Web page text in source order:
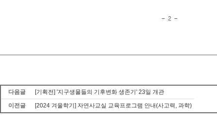
다음글
[기획전] '지구생물들의 기후변화 생존기' 23일 개관
이전글
[2024 겨울학기] 자연사교실 교육프로그램 안내(사고력, 과학)